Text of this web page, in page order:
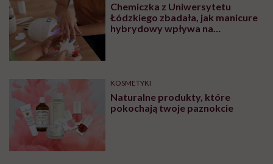
Chemiczka z Uniwersytetu
Łódzkiego zbadała, jak manicure
hybrydowy wpływa na
KOSMETYKI
Naturalne produkty, które
pokochają twoje paznokcie